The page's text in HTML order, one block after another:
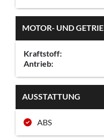
MOTOR- UND
Kraftstoff:
Antrieb:
AUSSTATTUNG
ABS